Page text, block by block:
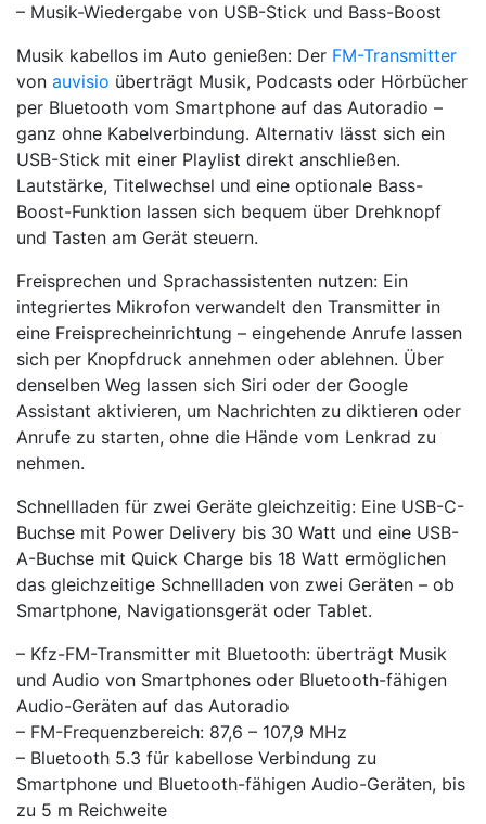
– Musik-Wiedergabe von USB-Stick und Bass-Boost
Musik kabellos im Auto genießen: Der FM-Transmitter
von auvisio überträgt Musik, Podcasts oder Hörbücher
per Bluetooth vom Smartphone auf das Autoradio –
ganz ohne Kabelverbindung. Alternativ lässt sich ein
USB-Stick mit einer Playlist direkt anschließen.
Lautstärke, Titelwechsel und eine optionale Bass-
Boost-Funktion lassen sich bequem über Drehknopf
und Tasten am Gerät steuern.
Freisprechen und Sprachassistenten nutzen: Ein
integriertes Mikrofon verwandelt den Transmitter in
eine Freisprecheinrichtung – eingehende Anrufe lassen
sich per Knopfdruck annehmen oder ablehnen. Über
denselben Weg lassen sich Siri oder der Google
Assistant aktivieren, um Nachrichten zu diktieren oder
Anrufe zu starten, ohne die Hände vom Lenkrad zu
nehmen.
Schnellladen für zwei Geräte gleichzeitig: Eine USB-C-
Buchse mit Power Delivery bis 30 Watt und eine USB-
A-Buchse mit Quick Charge bis 18 Watt ermöglichen
das gleichzeitige Schnellladen von zwei Geräten – ob
Smartphone, Navigationsgerät oder Tablet.
– Kfz-FM-Transmitter mit Bluetooth: überträgt Musik
und Audio von Smartphones oder Bluetooth-fähigen
Audio-Geräten auf das Autoradio
– FM-Frequenzbereich: 87,6 – 107,9 MHz
– Bluetooth 5.3 für kabellose Verbindung zu
Smartphone und Bluetooth-fähigen Audio-Geräten, bis
zu 5 m Reichweite